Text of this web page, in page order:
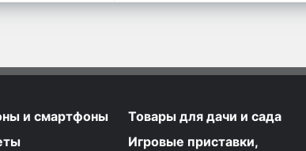
и смартфоны
Товары для дачи и сада
Игровые приставки,